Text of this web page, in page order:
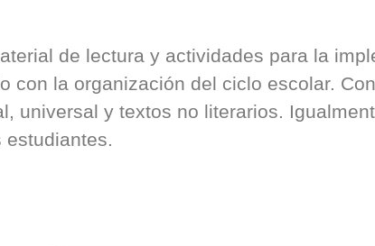
de lectura y actividades para la
con la organización del ciclo escolar.
universal y textos no literarios.